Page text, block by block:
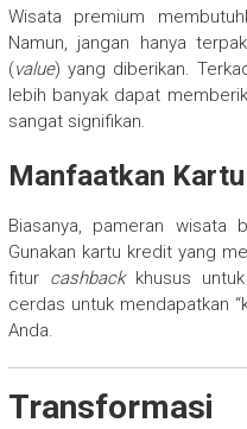
Wisata premium
Namun, jangan hanya
(value) yang diberikan.
lebih banyak dapat
sangat signifikan.
Manfaatkan
Biasanya, pameran wisata
Gunakan kartu kredit yang
fitur cashbackkhusus
cerdas untuk mendapatkan
Anda.